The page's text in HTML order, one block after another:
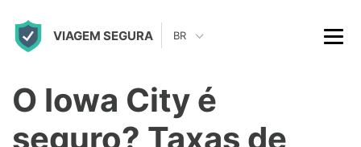
VIAGEM SEGURA BR
O Iowa City é
seguro? Taxas de